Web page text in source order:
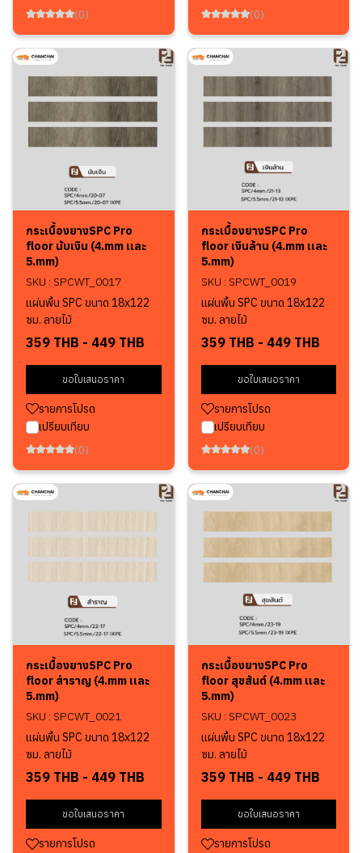
(0)
(0)
กระเบื้องยางSPC Pro
floor นับเงิน (4.mm เเละ
5.mm)
SKU : SPCWT_0017
แผ่นพื้น SPC ขนาด 18x122
ซม. ลายไม้
359 THB - 449 THB
ขอใบเสนอราคา
รายการโปรด
เปรียบเทียบ
(0)
กระเบื้องยางSPC Pro
floor เงินล้าน (4.mm เเละ
5.mm)
SKU : SPCWT_0019
แผ่นพื้น SPC ขนาด 18x122
ซม. ลายไม้
359 THB - 449 THB
ขอใบเสนอราคา
รายการโปรด
เปรียบเทียบ
(0)
กระเบื้องยางSPC Pro
floor สำราญ (4.mm เเละ
5.mm)
SKU : SPCWT_0021
แผ่นพื้น SPC ขนาด 18x122
ซม. ลายไม้
359 THB - 449 THB
ขอใบเสนอราคา
รายการโปรด
กระเบื้องยางSPC Pro
floor สุขสันต์ (4.mm เเละ
5.mm)
SKU : SPCWT_0023
แผ่นพื้น SPC ขนาด 18x122
ซม. ลายไม้
359 THB - 449 THB
ขอใบเสนอราคา
รายการโปรด